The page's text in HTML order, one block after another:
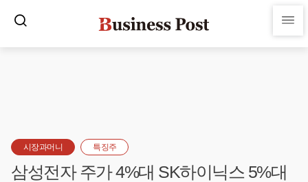
시장과머니 특징주
삼성전자 주가 4%대 SK하이닉스 5%대